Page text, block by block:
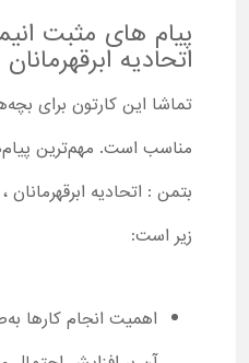
پیام های مثبت
اتحادیه
مناسب است. مهم‌ترین
بتمن : اتحادیه
زیر است:
اهمیت انجام کارها